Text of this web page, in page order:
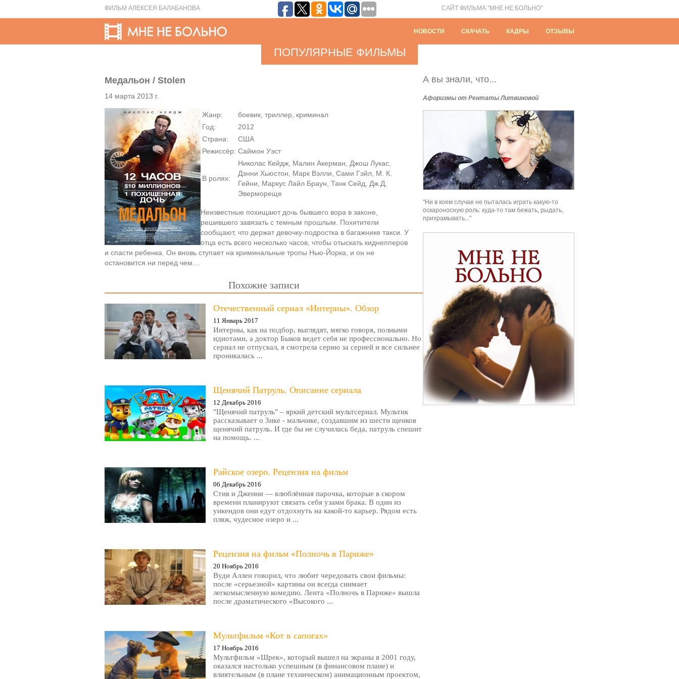
ФИЛЬМ АЛЕКСЕЯ БАЛАБАНОВА САЙТ ФИЛЬМА "МНЕ НЕ БОЛЬНО"
НОВОСТИ СКАЧАТЬ КАДРЫ ОТЗЫВЫ
ПОПУЛЯРНЫЕ ФИЛЬМЫ
Медальон / Stolen
14 марта 2013 г.
Жанр:
боевик, триллер, криминал
Год:
2012
Страна:
США
Режиссёр: Саймон Уэст
В ролях:
Николас Кейдж, Малин Акерман, Джош Лукас,
Дэнни Хьюстон, Марк Вэлли, Сами Гэйл, М. К.
Гейни, Маркус Лайл Браун, Танк Сейд, Дж.Д.
Эвермореще
Неизвестные похищают дочь бывшего вора в законе,
решившего завязать с темным прошлым. Похитители
сообщают, что держат девочку-подростка в багажнике такси. У
отца есть всего несколько часов, чтобы отыскать киднепперов
и спасти ребенка. Он вновь ступает на криминальные тропы Нью-Йорка, и он не
остановится ни перед чем…
Похожие записи
Отечественный сериал «Интерны». Обзор
11 Январь 2017
Интерны, как на подбор, выглядят, мягко говоря, полными
идиотами, а доктор Быков ведет себя не профессионально. Но
сериал не отпускал, я смотрела серию за серией и все сильнее
проникалась ...
Щенячий Патруль. Описание сериала
12 Декабрь 2016
"Щенячий патруль" – яркий детский мультсериал. Мультик
рассказывает о Зике - мальчике, создавшим из шести щенков
щенячий патруль. И где бы не случилась беда, патруль спешит
на помощь. ...
Райское озеро. Рецензия на фильм
06 Декабрь 2016
Стив и Дженни — влюблённая парочка, которые в скором
времени планируют связать себя узами брака. В один из
уикендов они едут отдохнуть на какой-то карьер. Рядом есть
пляж, чудесное озеро и ...
Рецензия на фильм «Полночь в Париже»
20 Ноябрь 2016
Вуди Аллен говорил, что любит чередовать свои фильмы:
после «серьезной» картины он всегда снимает
легкомысленную комедию. Лента «Полночь в Париже» вышла
после драматического «Высокого ...
Мультфильм «Кот в сапогах»
17 Ноябрь 2016
Мультфильм «Шрек», который вышел на экраны в 2001 году,
оказался настолько успешным (в финансовом плане) и
влиятельным (в плане техническом) анимационным проектом,
А вы знали, что...
Афоризмы от Рентаты Литвиновой
"Ни в коем случае не пыталась играть какую-то
оскароносную роль: куда-то там бежать, рыдать,
прихрамывать..."